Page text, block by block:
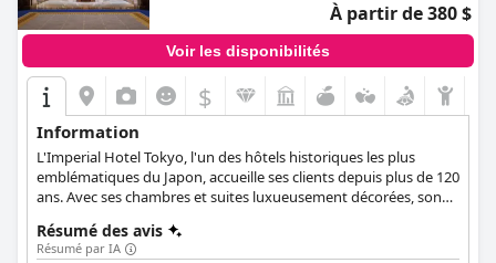
À partir de 380 $
Voir les disponibilités
$
Information
L'Imperial Hotel Tokyo, l'un des hôtels historiques les plus
emblématiques du Japon, accueille ses clients depuis plus de 120
ans. Avec ses chambres et suites luxueusement décorées, son
vous offre le meilleur de l'hospitalité japonaise.
Résumé des avis
Résumé par IA